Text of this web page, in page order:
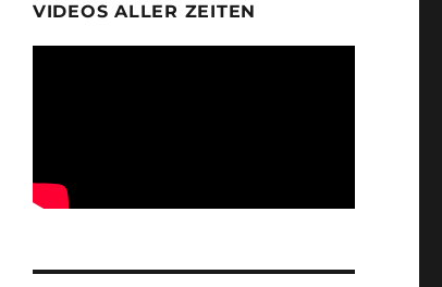
VIDEOS ALLER ZEITEN